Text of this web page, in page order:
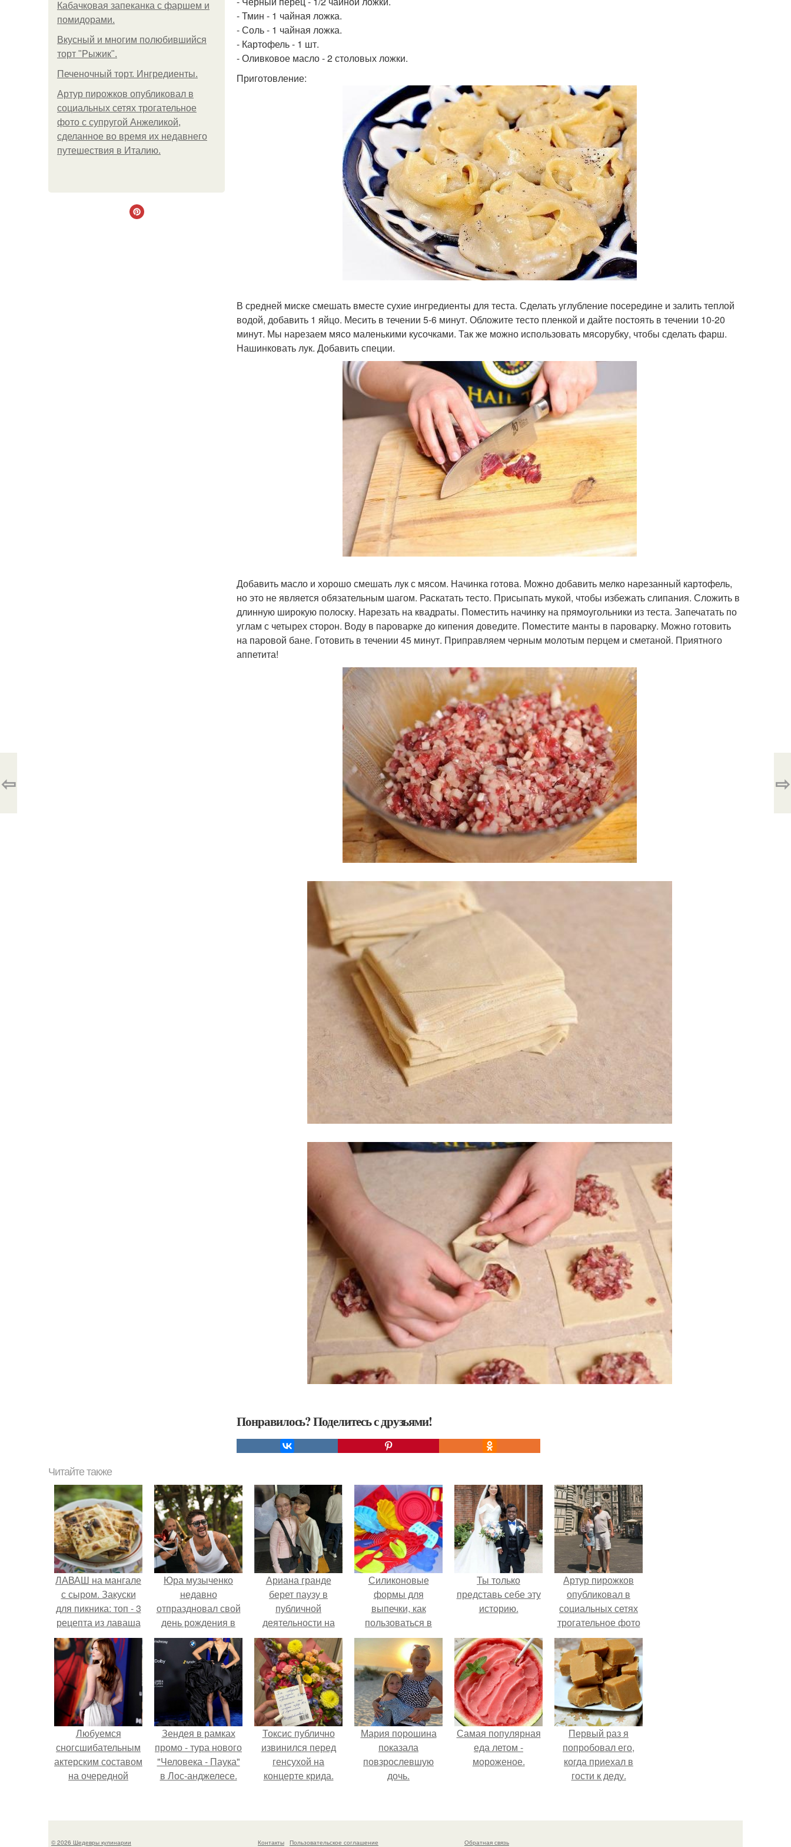
Кабачковая запеканка с фаршем и
помидорами.
Вкусный и многим полюбившийся
торт "Рыжик".
Печеночный торт. Ингредиенты.
Артур пирожков опубликовал в
социальных сетях трогательное
фото с супругой Анжеликой,
сделанное во время их недавнего
путешествия в Италию.
- Тмин - 1 чайная ложка.
- Соль - 1 чайная ложка.
- Картофель - 1 шт.
- Оливковое масло - 2 столовых ложки.
Приготовление:
В средней миске смешать вместе сухие ингредиенты для теста. Сделать углубление посередине и залить теплой
водой, добавить 1 яйцо. Месить в течении 5-6 минут. Обложите тесто пленкой и дайте постоять в течении 10-20
минут. Мы нарезаем мясо маленькими кусочками. Так же можно использовать мясорубку, чтобы сделать фарш.
Нашинковать лук. Добавить специи.
Добавить масло и хорошо смешать лук с мясом. Начинка готова. Можно добавить мелко нарезанный картофель,
но это не является обязательным шагом. Раскатать тесто. Присыпать мукой, чтобы избежать слипания. Сложить в
длинную широкую полоску. Нарезать на квадраты. Поместить начинку на прямоугольники из теста. Запечатать по
углам с четырех сторон. Воду в пароварке до кипения доведите. Поместите манты в пароварку. Можно готовить
на паровой бане. Готовить в течении 45 минут. Приправляем черным молотым перцем и сметаной. Приятного
аппетита!
Понравилось? Поделитесь с друзьями!
⇦ ⇨
Читайте также
ЛАВАШ на мангале
с сыром. Закуски
для пикника: топ - 3
рецепта из лаваша
на мангале на
любой вкус.
Юра музыченко
недавно
отпраздновал свой
день рождения в
кругу самых
близких и родных
людей.
Ариана гранде
берет паузу в
публичной
деятельности на
фоне слухов о
своем здоровье.
Силиконовые
формы для
выпечки, как
пользоваться в
духовке. 9 правил
использования
силиконовых
формам для
выпечки.
Ты только
представь себе эту
историю.
Артур пирожков
опубликовал в
социальных сетях
трогательное фото
с супругой
Анжеликой,
сделанное во
время их недавнего
путешествия в
Италию.
Любуемся
сногсшибательным
актерским составом
на очередной
Зендея в рамках
промо - тура нового
"Человека - Паука"
в Лос-анджелесе.
Токсис публично
извинился перед
генсухой на
концерте крида.
Мария порошина
показала
повзрослевшую
дочь.
Самая популярная
еда летом -
мороженое.
Первый раз я
попробовал его,
когда приехал в
гости к деду.
© 2026 Шедевры кулинарии Контакты Пользовательское соглашение Обратная связь